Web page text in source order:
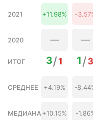
2021 +11.98% -
2020 — —
ИТОГ 3/1 1/3
СРЕДНЕЕ +4.19% -
МЕДИАНА+10.15% -